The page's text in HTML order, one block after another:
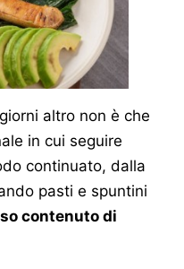
altro non è che
in cui seguire
continuato, dalla
pasti e spuntini
contenuto di